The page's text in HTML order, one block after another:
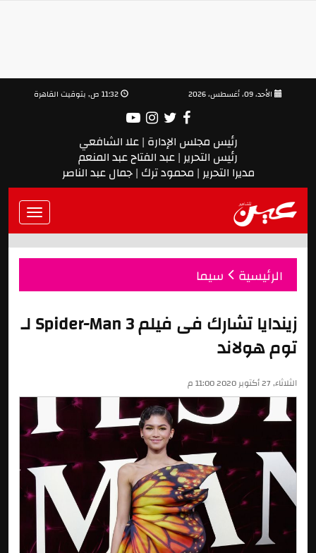
11:32 ص, بتوقيت القاهرة
رئيس مجلس الإدارة | علا الشافعي
رئيس التحرير | عبد الفتاح عبد المنعم
مديرا التحرير | محمود ترك | جمال عبد الناصر
Toggle
الرئيسية سيما
زيندايا تشارك فى فيلم Spider-Man 3 لـ
توم هولاند
الثلاثاء, 27 أكتوبر 2020 11:00 م